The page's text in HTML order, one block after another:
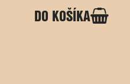
DO KOŠÍKA